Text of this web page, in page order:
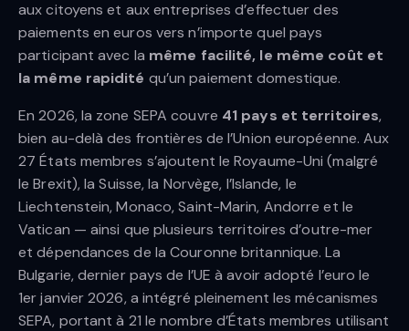
aux citoyens et aux entreprises d’effectuer des
paiements en euros vers n’importe quel pays
participant avec la même facilité, le même coût et
la même rapidité qu’un paiement domestique.
En 2026, la zone SEPA couvre 41 pays et territoires,
bien au-delà des frontières de l’Union européenne. Aux
27 États membres s’ajoutent le Royaume-Uni (malgré
le Brexit), la Suisse, la Norvège, l’Islande, le
Liechtenstein, Monaco, Saint-Marin, Andorre et le
Vatican — ainsi que plusieurs territoires d’outre-mer
et dépendances de la Couronne britannique. La
Bulgarie, dernier pays de l’UE à avoir adopté l’euro le
1er janvier 2026, a intégré pleinement les mécanismes
SEPA, portant à 21 le nombre d’États membres utilisant